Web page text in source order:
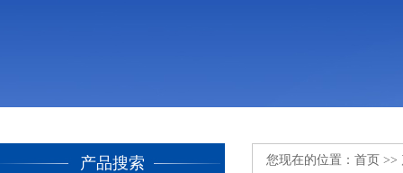
产品搜索 您现在的位置： 首页 >>